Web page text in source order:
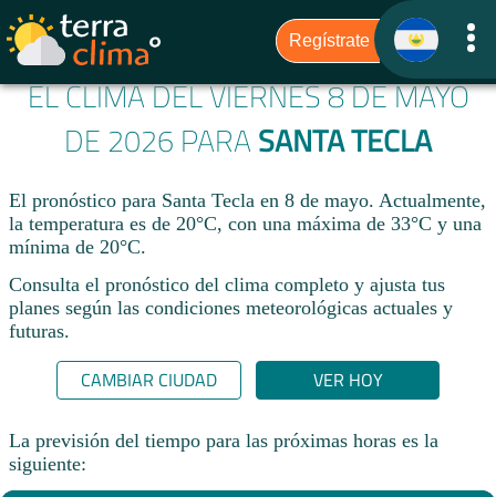
EL CLIMA DEL VIERNES 8 DE MAYO
DE 2026 PARA SANTA TECLA
El pronóstico para Santa Tecla en 8 de mayo. Actualmente,
la temperatura es de 20°C, con una máxima de 33°C y una
mínima de 20°C.
Consulta el pronóstico del clima completo y ajusta tus
planes según las condiciones meteorológicas actuales y
futuras.
CAMBIAR CIUDAD VER HOY
La previsión del tiempo para las próximas horas es la
siguiente: